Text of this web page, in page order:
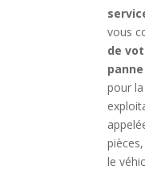
vous
de
pour la
le